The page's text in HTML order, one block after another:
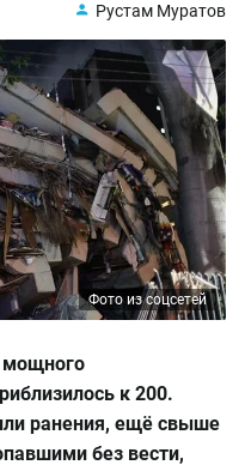
Рустам Муратов
Фото из соцсетей
мощного
к 200.
ранения, ещё свыше
без вести,